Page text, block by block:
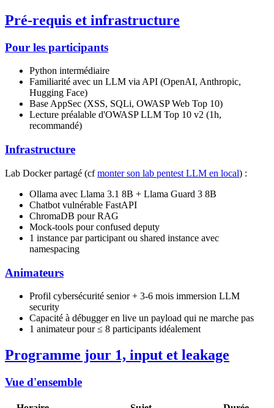
Pré-requis et infrastructure
Pour les participants
Python intermédiaire
Familiarité avec un LLM via API (OpenAI, Anthropic,
Hugging Face)
Base AppSec (XSS, SQLi, OWASP Web Top 10)
Lecture préalable d'OWASP LLM Top 10 v2 (1h,
recommandé)
Infrastructure
Lab Docker partagé (cfmonter son lab pentest LLM en local) :
Ollama avec Llama 3.1 8B + Llama Guard 3 8B
Chatbot vulnérable FastAPI
ChromaDB pour RAG
Mock-tools pour confused deputy
1 instance par participant ou shared instance avec
namespacing
Animateurs
Profil cybersécurité senior + 3-6 mois immersion LLM
security
Capacité à débugger en live un payload qui ne marche pas
1 animateur pour ≤ 8 participants idéalement
Programme jour 1, input et leakage
Vue d'ensemble